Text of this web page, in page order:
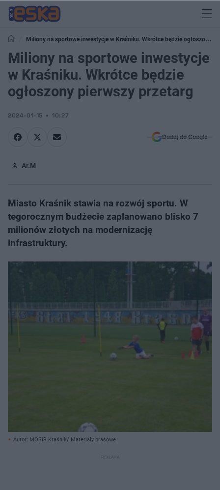
Miliony na sportowe inwestycje w Kraśniku. Wkrótce będzie ogłoszony
pierwszy przetarg
Miliony na sportowe inwestycje
w Kraśniku. Wkrótce będzie
ogłoszony pierwszy przetarg
2024-01-15 10:27
Dodaj do Google
Ar.M
​Miasto Kraśnik stawia na rozwój sportu. W
tegorocznym budżecie zaplanowano blisko 7
milionów złotych na modernizację
infrastruktury.
Autor: MOSiR Kraśnik/ Materiały prasowe